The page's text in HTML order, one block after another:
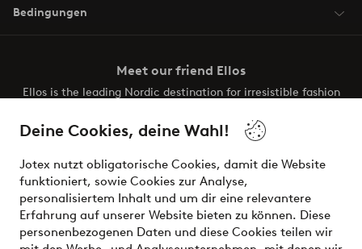
Deine Cookies, deine Wahl!
Jotex nutzt obligatorische Cookies, damit die Website
funktioniert, sowie Cookies zur Analyse,
personalisiertem Inhalt und um dir eine relevantere
Erfahrung auf unserer Website bieten zu können. Diese
personenbezogenen Daten und diese Cookies teilen wir
Bedingungen
Meet our friend Ellos
Ellos is the leading Nordic destination for irresistible fashion
the latest trends, curated to make finding your next look
effortless. It’s all here.
Visit Ellos